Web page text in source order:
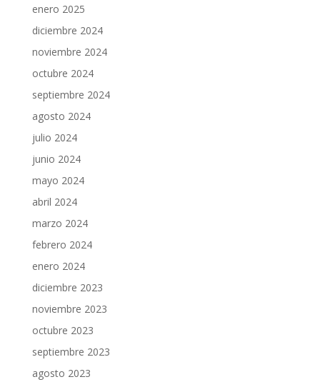
enero 2025
diciembre 2024
noviembre 2024
octubre 2024
septiembre 2024
agosto 2024
julio 2024
junio 2024
mayo 2024
abril 2024
marzo 2024
febrero 2024
enero 2024
diciembre 2023
noviembre 2023
octubre 2023
septiembre 2023
agosto 2023